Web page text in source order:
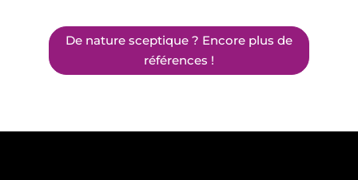
De nature sceptique ? Encore plus de
références !